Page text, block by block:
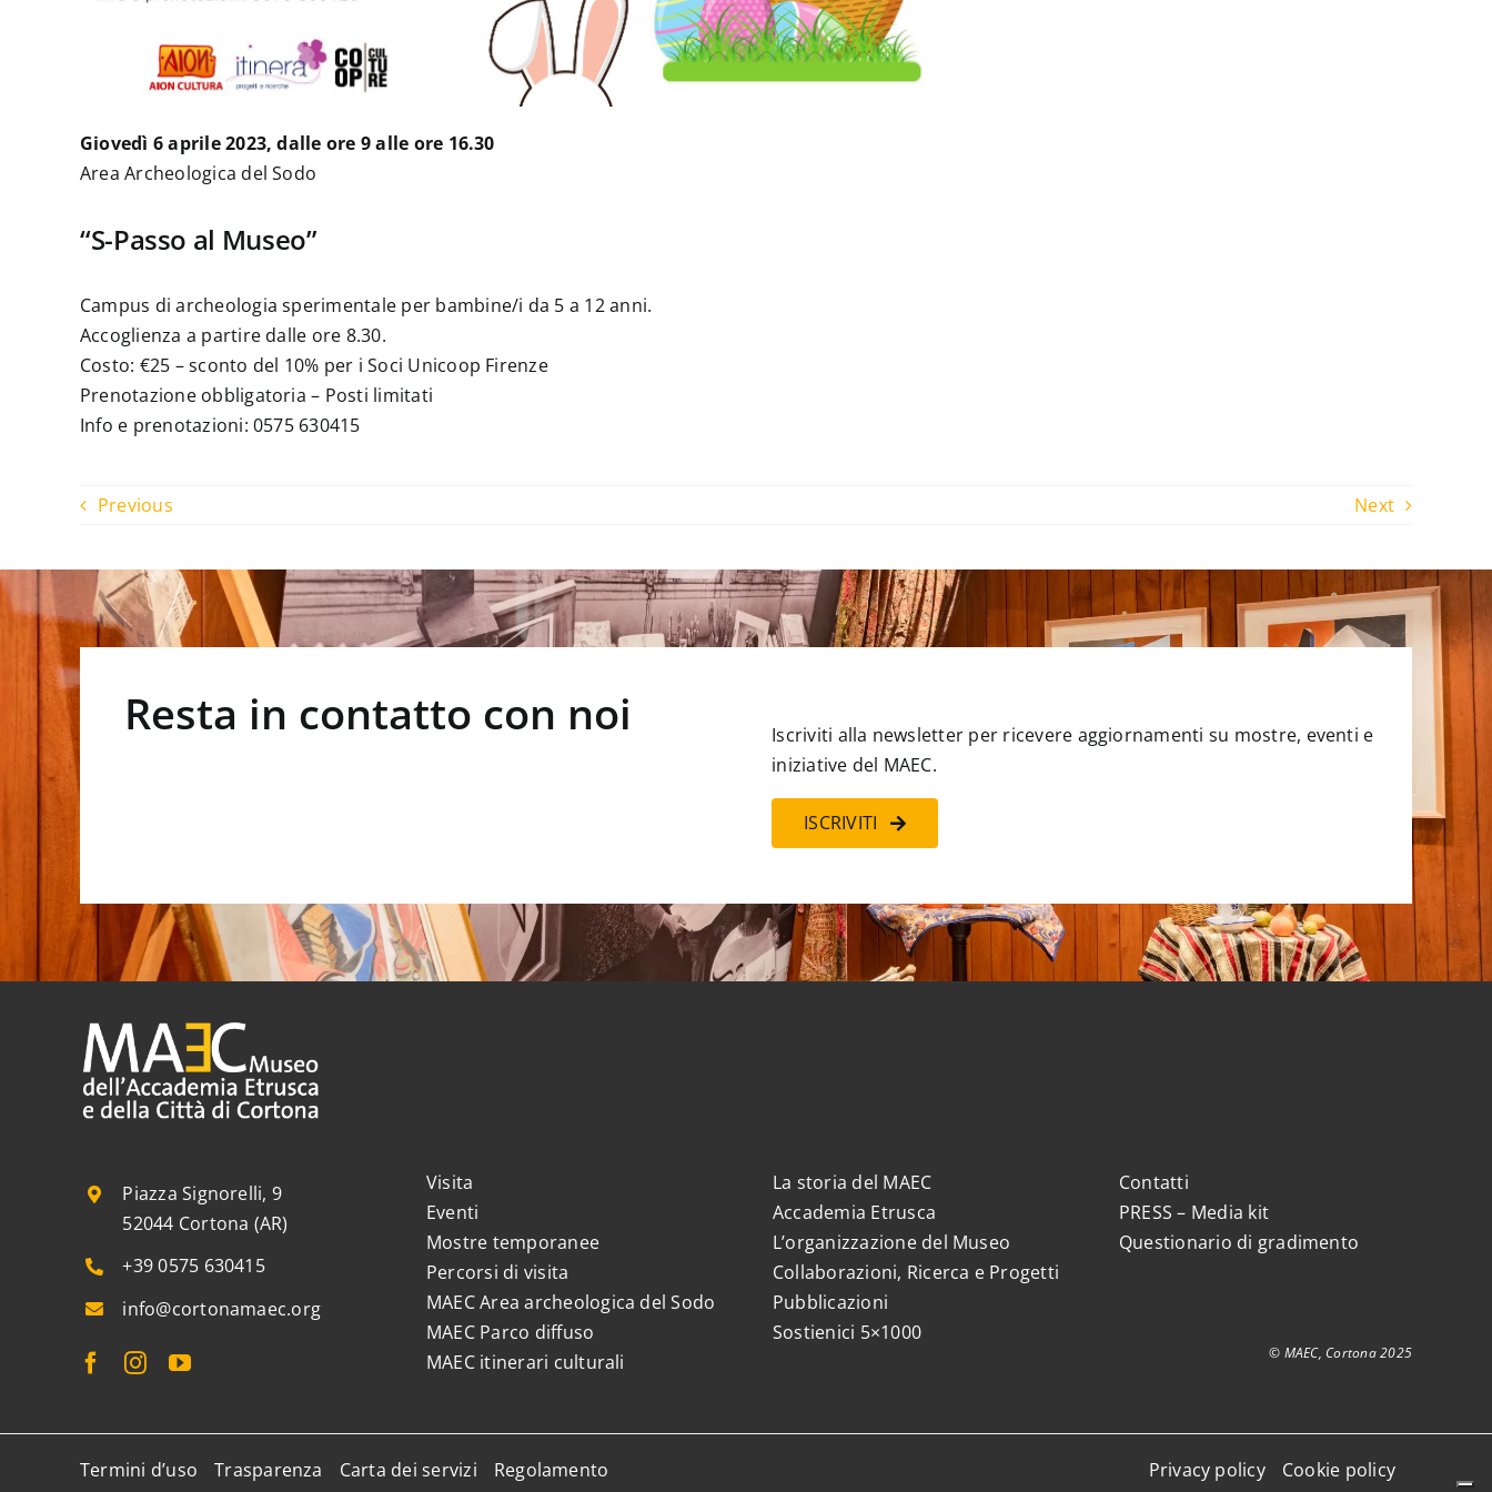
Giovedì 6 aprile 2023, dalle ore 9 alle ore 16.30
Area Archeologica del Sodo
“S-Passo al Museo”
Campus di archeologia sperimentale per bambine/i da 5 a 12 anni.
Accoglienza a partire dalle ore 8.30.
Costo: €25 – sconto del 10% per i Soci Unicoop Firenze
Prenotazione obbligatoria – Posti limitati
Info e prenotazioni: 0575 630415
Previous Next
Resta in contatto con noi
Iscriviti alla newsletter per ricevere aggiornamenti su mostre, eventi e
iniziative del MAEC.
ISCRIVITI
Piazza Signorelli, 9
52044 Cortona (AR)
+39 0575 630415
info@cortonamaec.org
Visita
Eventi
Mostre temporanee
Percorsi di visita
MAEC Area archeologica del Sodo
MAEC Parco diffuso
MAEC itinerari culturali
La storia del MAEC
Accademia Etrusca
L’organizzazione del Museo
Collaborazioni, Ricerca e Progetti
Pubblicazioni
Sostienici 5×1000
Contatti
PRESS – Media kit
Questionario di gradimento
© MAEC, Cortona 2025
Termini d’uso Trasparenza Carta dei servizi Regolamento Privacy policy Cookie policy